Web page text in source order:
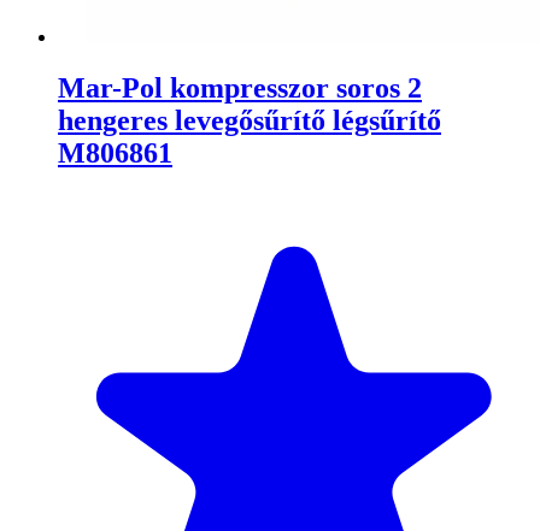
Mar-Pol kompresszor soros 2
hengeres levegősűrítő légsűrítő
M806861